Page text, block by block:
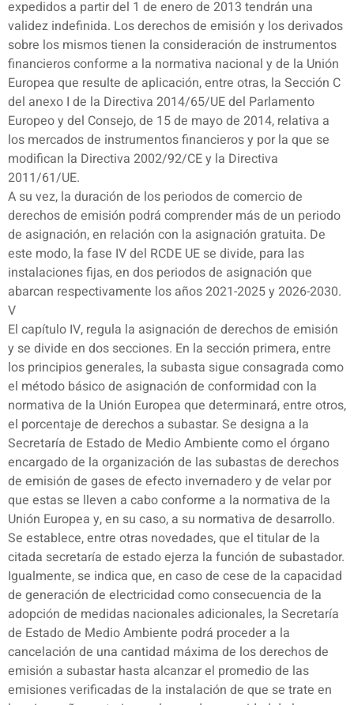
expedidos a partir del 1 de enero de 2013 tendrán una
validez indefinida. Los derechos de emisión y los derivados
sobre los mismos tienen la consideración de instrumentos
financieros conforme a la normativa nacional y de la Unión
Europea que resulte de aplicación, entre otras, la Sección C
del anexo I de la Directiva 2014/65/UE del Parlamento
Europeo y del Consejo, de 15 de mayo de 2014, relativa a
los mercados de instrumentos financieros y por la que se
modifican la Directiva 2002/92/CE y la Directiva
2011/61/UE.
A su vez, la duración de los periodos de comercio de
derechos de emisión podrá comprender más de un periodo
de asignación, en relación con la asignación gratuita. De
este modo, la fase IV del RCDE UE se divide, para las
instalaciones fijas, en dos periodos de asignación que
abarcan respectivamente los años 2021-2025 y 2026-2030.
V
El capítulo IV, regula la asignación de derechos de emisión
y se divide en dos secciones. En la sección primera, entre
los principios generales, la subasta sigue consagrada como
el método básico de asignación de conformidad con la
normativa de la Unión Europea que determinará, entre otros,
el porcentaje de derechos a subastar. Se designa a la
Secretaría de Estado de Medio Ambiente como el órgano
encargado de la organización de las subastas de derechos
de emisión de gases de efecto invernadero y de velar por
que estas se lleven a cabo conforme a la normativa de la
Unión Europea y, en su caso, a su normativa de desarrollo.
Se establece, entre otras novedades, que el titular de la
citada secretaría de estado ejerza la función de subastador.
Igualmente, se indica que, en caso de cese de la capacidad
de generación de electricidad como consecuencia de la
adopción de medidas nacionales adicionales, la Secretaría
de Estado de Medio Ambiente podrá proceder a la
cancelación de una cantidad máxima de los derechos de
emisión a subastar hasta alcanzar el promedio de las
emisiones verificadas de la instalación de que se trate en